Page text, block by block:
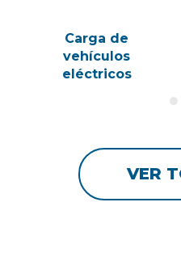
Carga de
vehículos
eléctricos
VER